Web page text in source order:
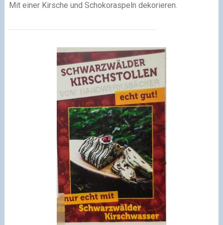
Mit einer Kirsche und Schokoraspeln dekorieren.